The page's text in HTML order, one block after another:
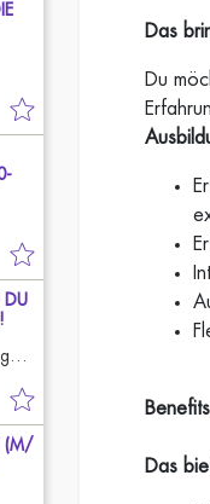
DU
(M/
Das
Du
Benefits
Das